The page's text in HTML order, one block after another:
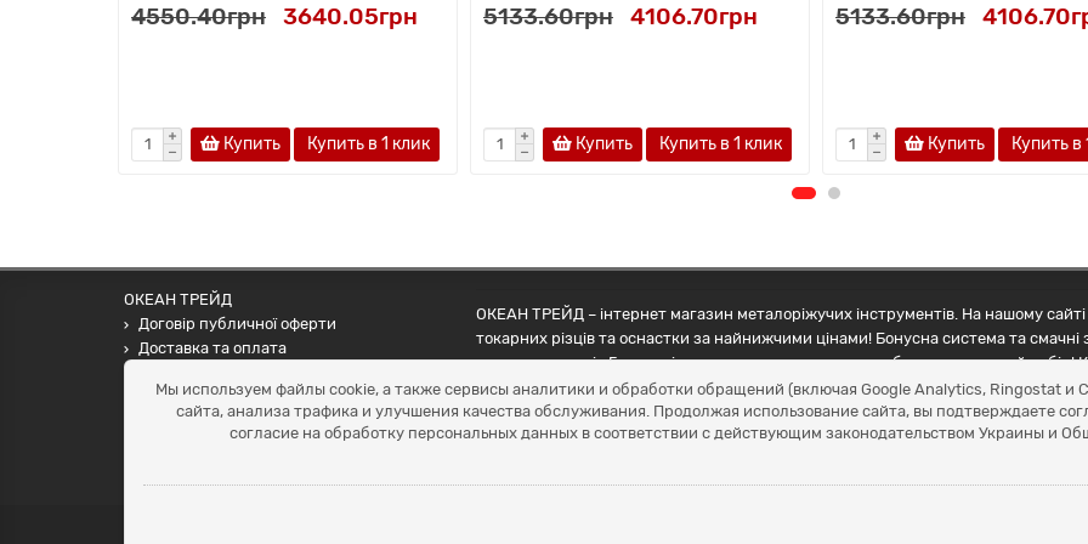
4550.40грн 3640.05грн
Купить Купить в 1 клик
5133.60грн 4106.70грн
Купить Купить в 1 клик
5133.60грн
Купить Купить в
ОКЕАН ТРЕЙД
Договір публичної оферти
Доставка та оплата
Умови повернення
+38 (099) 452-20-02
ОКЕАН ТРЕЙД – інтернет магазин металоріжучих інструментів. На нашому
токарних різців та оснастки за найнижчими цінами! Бонусна система та
наших партнерів Грамотні менеджери допоможуть зробити правильний вибір!
Мы используем файлы cookie, а также сервисы аналитики и обработки обращений (включая Google Analytics, Ringostat и
сайта, анализа трафика и улучшения качества обслуживания. Продолжая использование сайта, вы подтверждаете
согласие на обработку персональных данных в соответствии с действующим законодательством Украины и